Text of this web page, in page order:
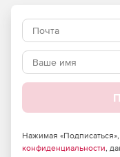
оптимизации ПО для
продукт позволяет
Fortran и Python,
нынешних и
включает все
возможность
Нажимая
конфиденциальности,